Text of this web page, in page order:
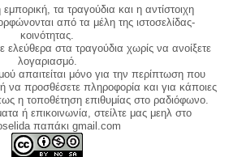
εμπορική, τα τραγούδια και η αντίστοιχη
από τα μέλη της ιστοσελίδας-
κοινότητας.
ελεύθερα στα τραγούδια χωρίς να ανοίξετε
λογαριασμό.
απαιτείται μόνο για την περίπτωση που
να προσθέσετε πληροφορία και για κάποιες
η τοποθέτηση επιθυμίας στο ραδιόφωνο.
ή επικοινωνία, στείλτε μας μεηλ στο
παπάκι gmail.com